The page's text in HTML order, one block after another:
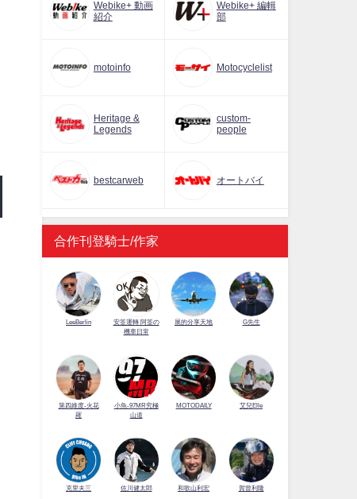
Webike+ 動画
紹介
Webike+ 編輯
部
motoinfo Motocyclelist
Heritage &
Legends
custom-
people
bestcarweb オートバイ
合作刊登騎士/作家
LeeBerlin
安筌運轉 阿筌の
機車日常
展的分享天地 G先生
第四維度-火花
羅
小魚-97MR究極
山道
MOTODAILY 艾兒Elle
克里夫三 佐川健太郎 和歌山利宏 賀曾利隆